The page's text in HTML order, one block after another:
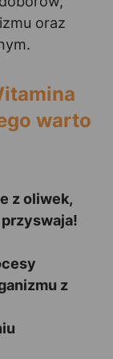
oraz
warto
z oliwek,
z